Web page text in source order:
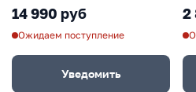
14 990 руб
Ожидаем поступление
Уведомить
2